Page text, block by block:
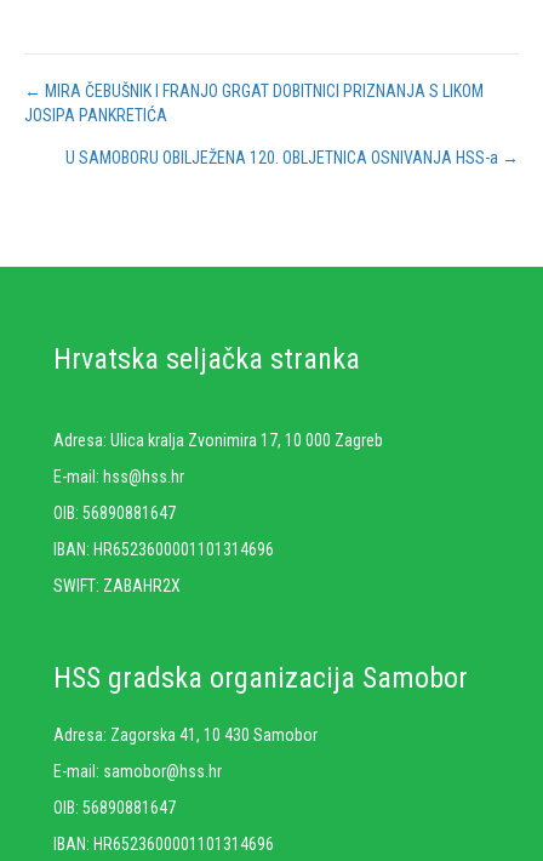
Posts
navigation
← MIRA ČEBUŠNIK I FRANJO GRGAT DOBITNICI PRIZNANJA S LIKOM
JOSIPA PANKRETIĆA
U SAMOBORU OBILJEŽENA 120. OBLJETNICA OSNIVANJA HSS-a →
Hrvatska seljačka stranka
Adresa: Ulica kralja Zvonimira 17, 10 000 Zagreb
E-mail: hss@hss.hr
OIB: 56890881647
IBAN: HR6523600001101314696
SWIFT: ZABAHR2X
HSS gradska organizacija Samobor
Adresa: Zagorska 41, 10 430 Samobor
E-mail: samobor@hss.hr
OIB: 56890881647
IBAN: HR6523600001101314696